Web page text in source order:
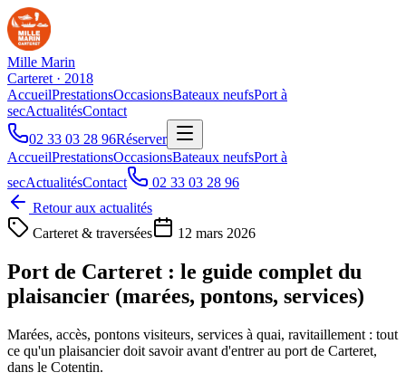
Mille Marin
Carteret · 2018
AccueilPrestationsOccasionsBateaux neufsPort à
secActualitésContact
02 33 03 28 96Réserver
AccueilPrestationsOccasionsBateaux neufsPort à
secActualitésContact
02 33 03 28 96
Retour aux actualités
Carteret & traversées
12 mars 2026
Port de Carteret : le guide complet du
plaisancier (marées, pontons, services)
Marées, accès, pontons visiteurs, services à quai, ravitaillement : tout
ce qu'un plaisancier doit savoir avant d'entrer au port de Carteret,
dans le Cotentin.